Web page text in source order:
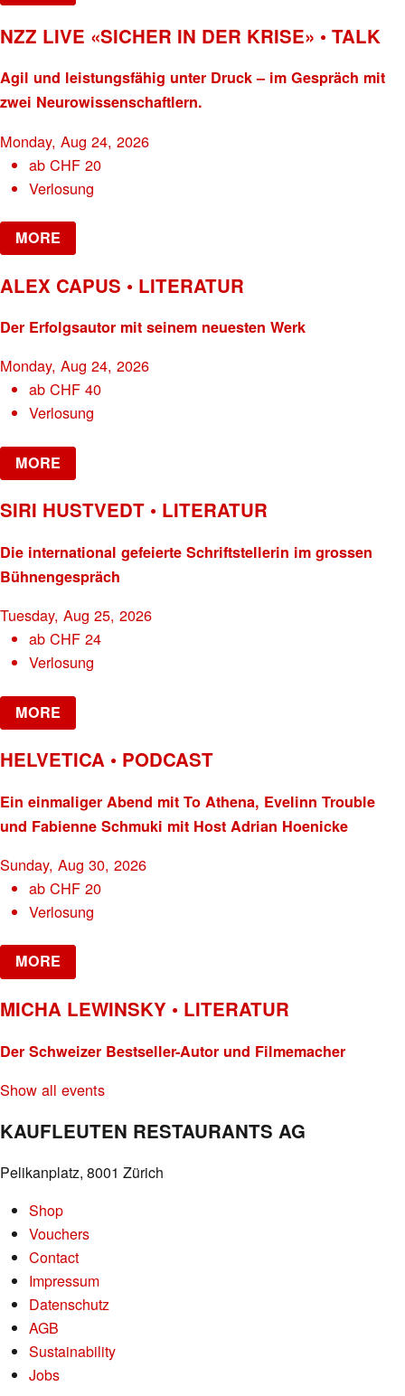
NZZ LIVE «SICHER IN DER KRISE» • TALK
Agil und leistungsfähig unter Druck – im Gespräch mit
zwei Neurowissenschaftlern.
Monday, Aug 24, 2026
abCHF 20
Verlosung
MORE
ALEX CAPUS • LITERATUR
Der Erfolgsautor mit seinem neuesten Werk
Monday, Aug 24, 2026
abCHF 40
Verlosung
MORE
SIRI HUSTVEDT • LITERATUR
Die international gefeierte Schriftstellerin im grossen
Bühnengespräch
Tuesday, Aug 25, 2026
abCHF 24
Verlosung
MORE
HELVETICA • PODCAST
Ein einmaliger Abend mit To Athena, Evelinn Trouble
und Fabienne Schmuki mit Host Adrian Hoenicke
Sunday, Aug 30, 2026
abCHF 20
Verlosung
MORE
MICHA LEWINSKY • LITERATUR
Der Schweizer Bestseller-Autor und Filmemacher
Show all events
KAUFLEUTEN RESTAURANTS AG
Pelikanplatz, 8001 Zürich
Shop
Vouchers
Contact
Impressum
Datenschutz
AGB
Sustainability
Jobs